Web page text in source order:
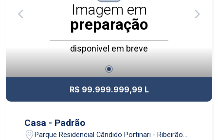
Imagem em
preparação
disponível em breve
R$ 99.999.999,99 L
Casa - Padrão
Parque Residencial Cândido Portinari - Ribeirão